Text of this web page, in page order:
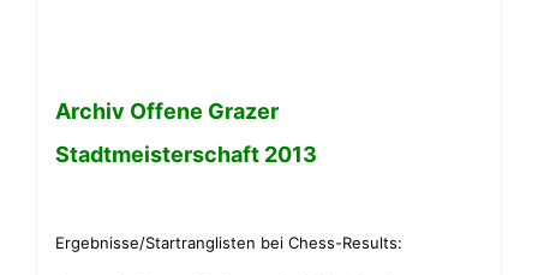
Archiv Offene Grazer
Stadtmeisterschaft 2013
Ergebnisse/Startranglisten bei Chess-Results: